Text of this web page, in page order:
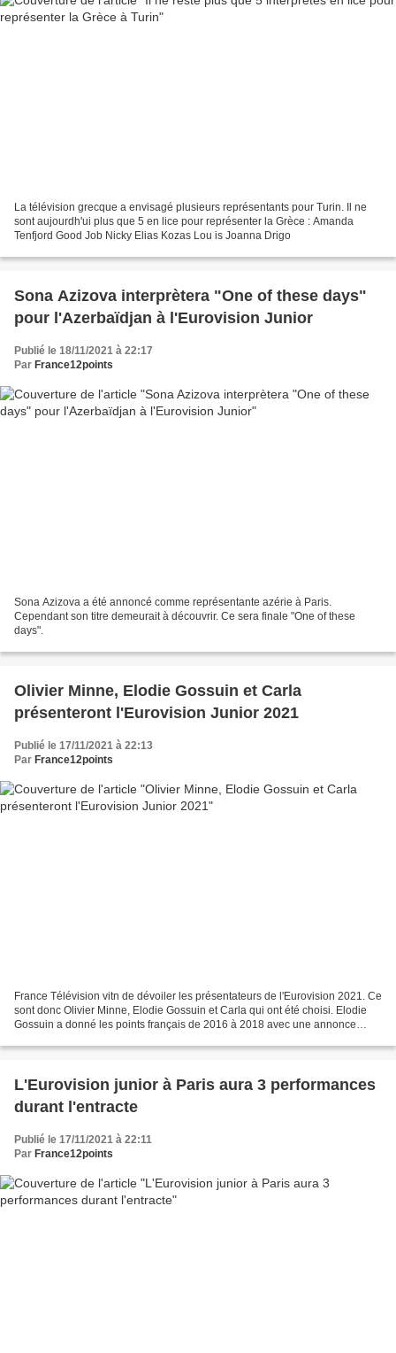
La télévision grecque a envisagé plusieurs représentants pour Turin. Il ne
sont aujourdh'ui plus que 5 en lice pour représenter la Grèce : Amanda
Tenfjord Good Job Nicky Elias Kozas Lou is Joanna Drigo
Sona Azizova interprètera "One of these days"
pour l'Azerbaïdjan à l'Eurovision Junior
Publié le 18/11/2021 à 22:17
Par France12points
Sona Azizova a été annoncé comme représentante azérie à Paris.
Cependant son titre demeurait à découvrir. Ce sera finale "One of these
days".
Olivier Minne, Elodie Gossuin et Carla
présenteront l'Eurovision Junior 2021
Publié le 17/11/2021 à 22:13
Par France12points
France Télévision vitn de dévoiler les présentateurs de l'Eurovision 2021. Ce
sont donc Olivier Minne, Elodie Gossuin et Carla qui ont été choisi. Elodie
Gossuin a donné les points français de 2016 à 2018 avec une annonce
L'Eurovision junior à Paris aura 3 performances
durant l'entracte
Publié le 17/11/2021 à 22:11
Par France12points